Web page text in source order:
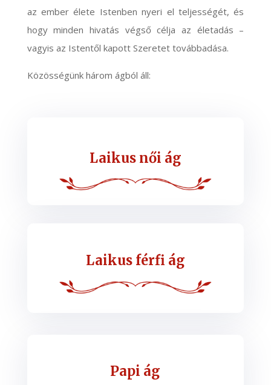
az ember élete Istenben nyeri el teljességét, és
hogy minden hivatás végső célja az életadás –
vagyis az Istentől kapott Szeretet továbbadása.
Közösségünk három ágból áll:
Laikus női ág
Laikus férfi ág
Papi ág